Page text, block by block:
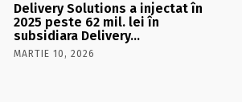
Delivery Solutions a injectat în
2025 peste 62 mil. lei în
subsidiara Delivery…
MARTIE 10, 2026